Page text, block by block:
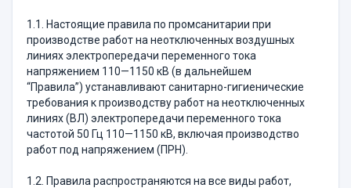
1.1. Настоящие правила по промсанитарии при
производстве работ на неотключенных воздушных
линиях электропередачи переменного тока
напряжением 110—1150 кВ (в дальнейшем
“Правила”) устанавливают санитарно-гигиенические
требования к производству работ на неотключенных
линиях (ВЛ) электропередачи переменного тока
частотой 50 Гц 110—1150 кВ, включая производство
работ под напряжением (ПРН).
1.2. Правила распространяются на все виды работ,